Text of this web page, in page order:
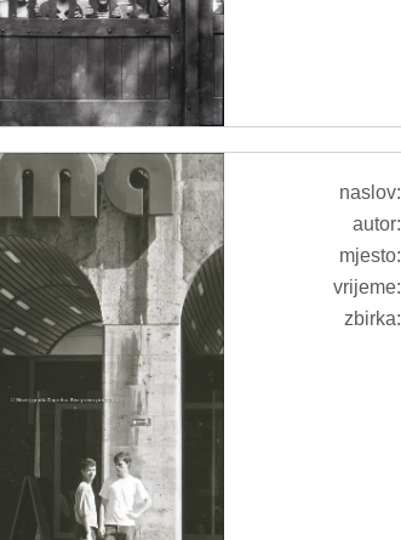
naslov:
autor:
mjesto:
vrijeme:
zbirka: